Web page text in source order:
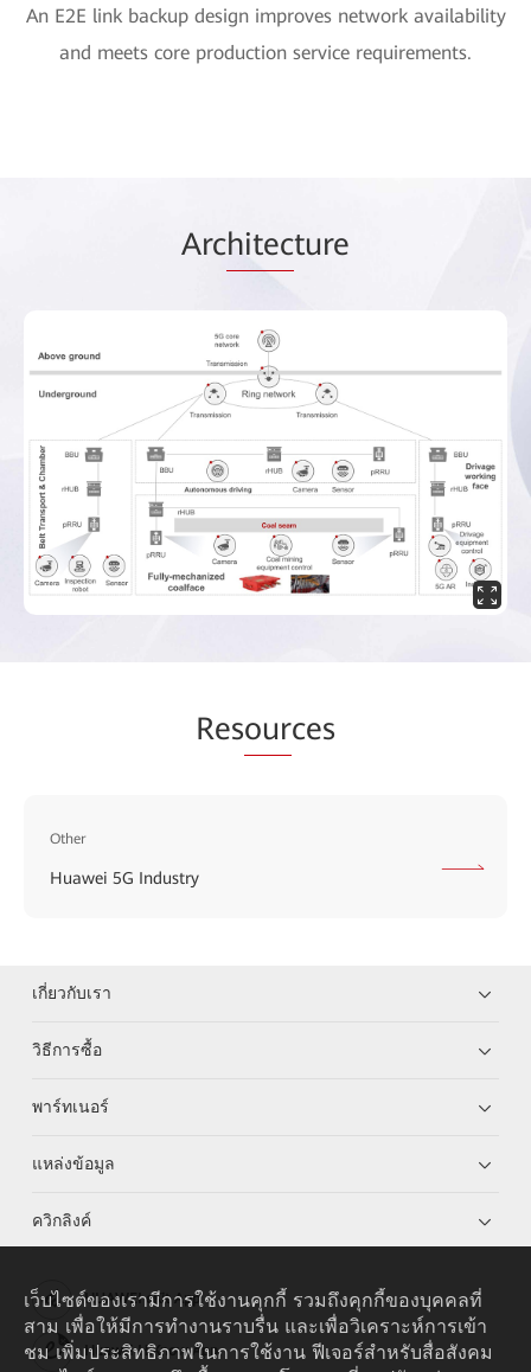
An E2E link backup design improves network availability
and meets core production service requirements.
Architecture
Resources
Other
Huawei 5G Industry
เกี่ยวกับเรา
วิธีการซื้อ
พาร์ทเนอร์
แหล่งข้อมูล
ควิกลิงค์
HUAWEI eKit App
Huawei HiKnow App
เว็บไซต์ของเรามีการใช้งานคุกกี้ รวมถึงคุกกี้ของบุคคลที่
สาม เพื่อให้มีการทำงานราบรื่น และเพื่อวิเคราะห์การเข้า
ชม เพิ่มประสิทธิภาพในการใช้งาน ฟีเจอร์สำหรับสื่อสังคม